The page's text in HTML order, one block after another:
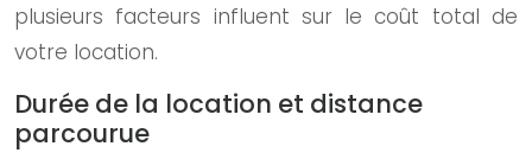
plusieurs facteurs influent sur le coût total de
votre location.
Durée de la location et distance
parcourue